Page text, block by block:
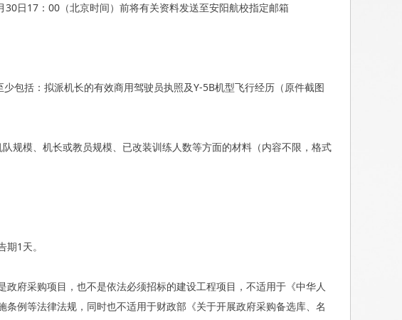
日17：00（北京时间）前将有关资料发送至安阳航校指定邮箱
包括：拟派机长的有效商用驾驶员执照及Y-5B机型飞行经历（原件截图
规模、机长或教员规模、已改装训练人数等方面的材料（内容不限，格式
1天。
府采购项目，也不是依法必须招标的建设工程项目，不适用于《中华人
例等法律法规，同时也不适用于财政部《关于开展政府采购备选库、名